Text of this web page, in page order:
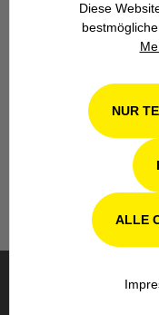
Unsere
und
Köln steht
Rat
Diese
NUR
ALLE